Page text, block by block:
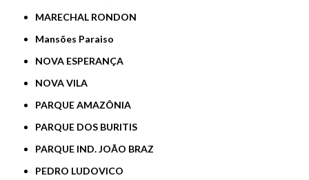
MARECHAL RONDON
Mansões Paraiso
NOVA ESPERANÇA
NOVA VILA
PARQUE AMAZÔNIA
PARQUE DOS BURITIS
PARQUE IND. JOÃO BRAZ
PEDRO LUDOVICO